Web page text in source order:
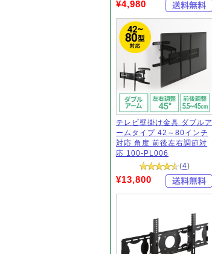
¥4,980
テレビ壁掛け金具 ダブルア
ームタイプ 42～80インチ
対応 角度 前後左右調節対
応 100-PL006
(4)
¥13,800